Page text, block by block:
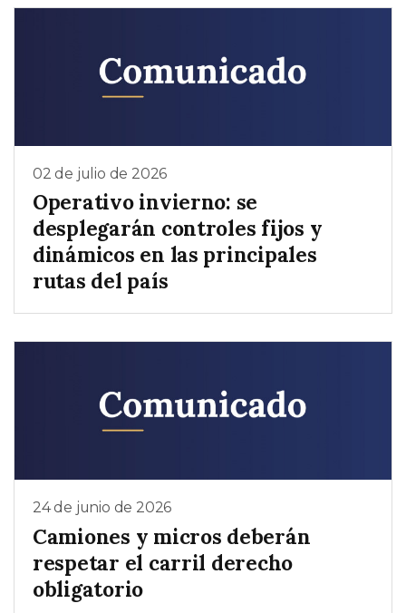
02 de julio de 2026
Operativo invierno: se
desplegarán controles fijos y
dinámicos en las principales
rutas del país
24 de junio de 2026
Camiones y micros deberán
respetar el carril derecho
obligatorio